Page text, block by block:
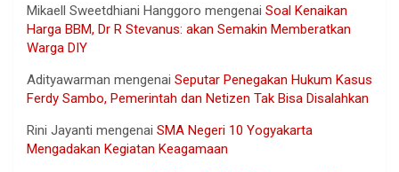
Mikaell Sweetdhiani Hanggoro mengenai Soal Kenaikan
Harga BBM, Dr R Stevanus: akan Semakin Memberatkan
Warga DIY
Adityawarman mengenai Seputar Penegakan Hukum Kasus
Ferdy Sambo, Pemerintah dan Netizen Tak Bisa Disalahkan
Rini Jayanti mengenai SMA Negeri 10 Yogyakarta
Mengadakan Kegiatan Keagamaan